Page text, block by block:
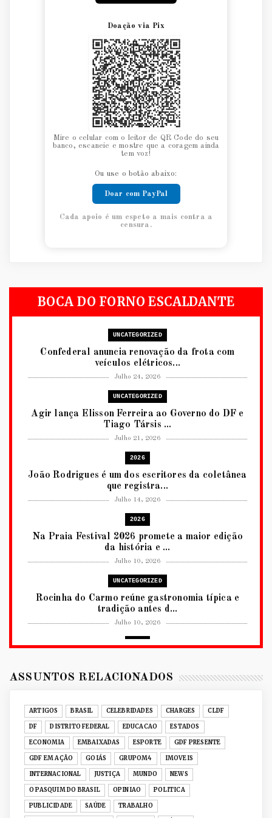
Doação via Pix
Mire o celular com o leitor de QR Code do seu
banco, escaneie e mostre que a coragem ainda
tem voz!
Ou use o botão abaixo:
Doar com PayPal
Cada apoio é um espeto a mais contra a
censura.
BOCA DO FORNO ESCALDANTE
UNCATEGORIZED
Confederal anuncia renovação da frota com
veículos elétricos...
Julho 24, 2026
UNCATEGORIZED
Agir lança Elisson Ferreira ao Governo do DF e
Tiago Társis ...
Julho 21, 2026
2026
João Rodrigues é um dos escritores da coletânea
que registra...
Julho 14, 2026
2026
Na Praia Festival 2026 promete a maior edição
da história e ...
Julho 10, 2026
UNCATEGORIZED
Rocinha do Carmo reúne gastronomia típica e
tradição antes d...
Julho 10, 2026
BRASÍLIA COM CULTURA, DIPLOM...
UNCATEGORIZED
Senac-DF leva oficinas gastronômicas à 33ª
Expochê com recei...
Junho 15, 2026
ACERVO DIGITAL
Acervo histórico de O Pasquim ganha novas
edições digitais e...
Junho 14, 2026
ASSUNTOS RELACIONADOS
ARTIGOS BRASIL CELEBRIDADES CHARGES CLDF
DF DISTRITO FEDERAL EDUCACAO ESTADOS
ECONOMIA EMBAIXADAS ESPORTE GDF PRESENTE
GDF EM AÇÃO GOIÁS GRUPOM4 IMOVEIS
INTERNACIONAL JUSTIÇA MUNDO NEWS
O PASQUIM DO BRASIL OPINIAO POLITICA
PUBLICIDADE SAÚDE TRABALHO